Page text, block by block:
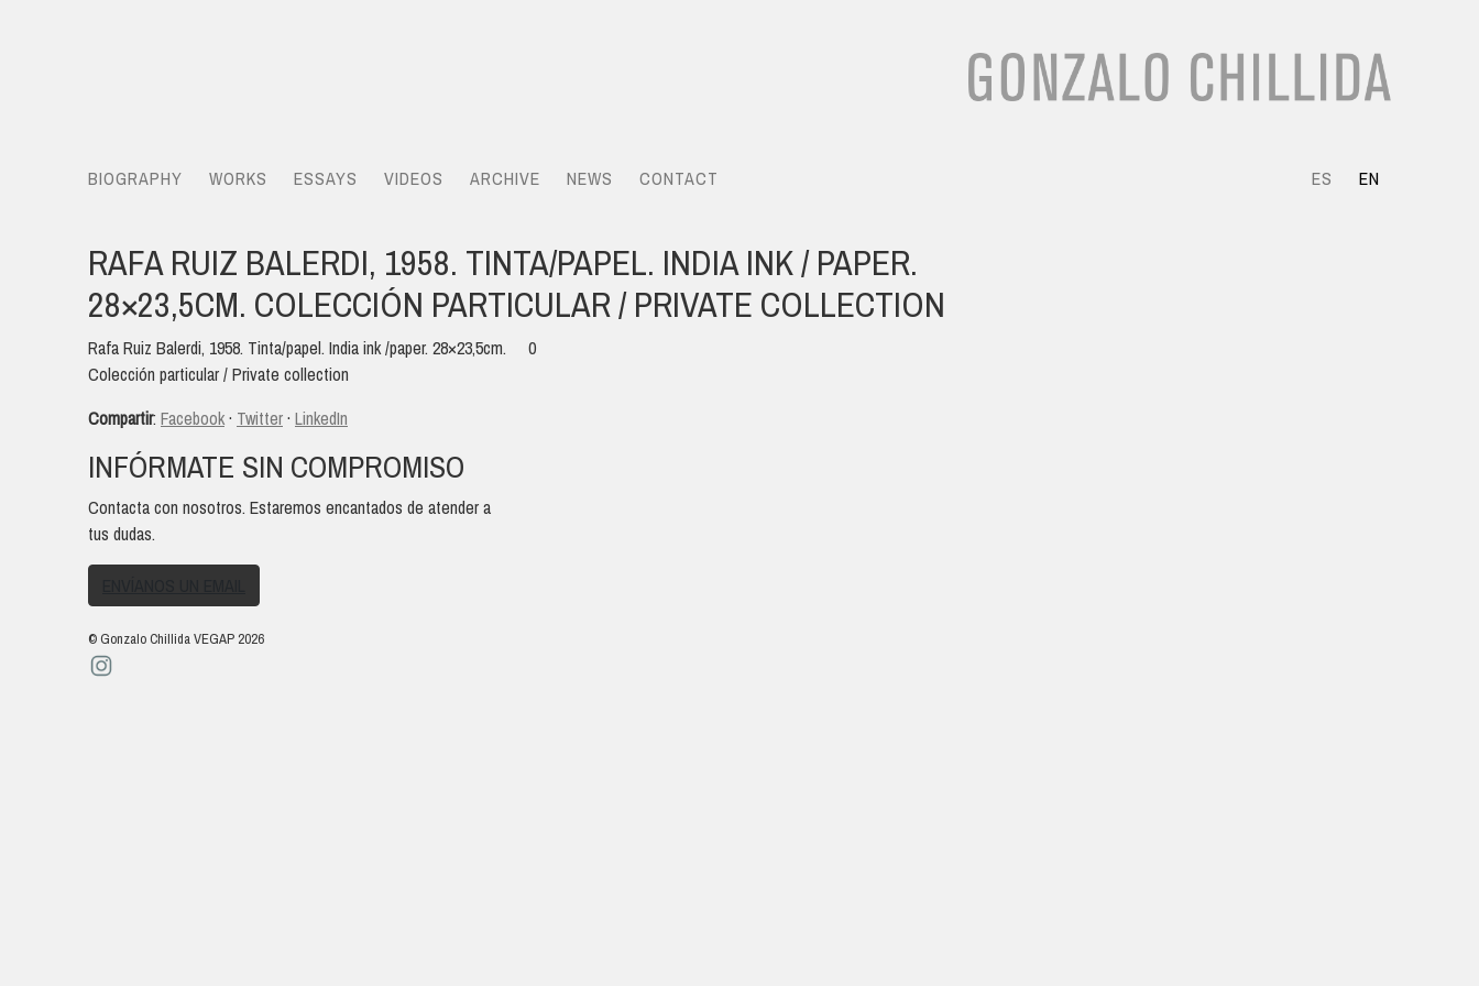
BIOGRAPHY WORKS ESSAYS VIDEOS ARCHIVE NEWS CONTACT ES EN
RAFA RUIZ BALERDI, 1958. TINTA/PAPEL. INDIA INK / PAPER.
28×23,5CM. COLECCIÓN PARTICULAR / PRIVATE COLLECTION
Rafa Ruiz Balerdi, 1958. Tinta/papel. India ink /paper. 28×23,5cm.
Colección particular / Private collection
Compartir: Facebook· Twitter· LinkedIn
INFÓRMATE SIN COMPROMISO
Contacta con nosotros. Estaremos encantados de atender a
tus dudas.
0
© Gonzalo Chillida VEGAP 2026